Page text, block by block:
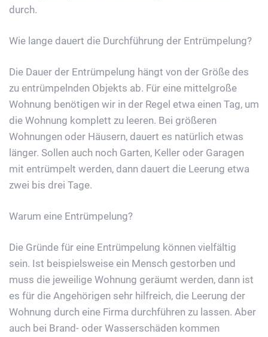
durch.
Wie lange dauert die Durchführung der Entrümpelung?
Die Dauer der Entrümpelung hängt von der Größe des
zu entrümpelnden Objekts ab. Für eine mittelgroße
Wohnung benötigen wir in der Regel etwa einen Tag, um
die Wohnung komplett zu leeren. Bei größeren
Wohnungen oder Häusern, dauert es natürlich etwas
länger. Sollen auch noch Garten, Keller oder Garagen
mit entrümpelt werden, dann dauert die Leerung etwa
zwei bis drei Tage.
Warum eine Entrümpelung?
Die Gründe für eine Entrümpelung können vielfältig
sein. Ist beispielsweise ein Mensch gestorben und
muss die jeweilige Wohnung geräumt werden, dann ist
es für die Angehörigen sehr hilfreich, die Leerung der
Wohnung durch eine Firma durchführen zu lassen. Aber
auch bei Brand- oder Wasserschäden kommen